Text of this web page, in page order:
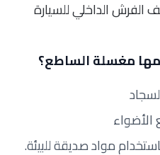
الفرش الداخلي للسيارة
مغسلة الساطع؟
الأضواء
مواد صديقة للبيئة.